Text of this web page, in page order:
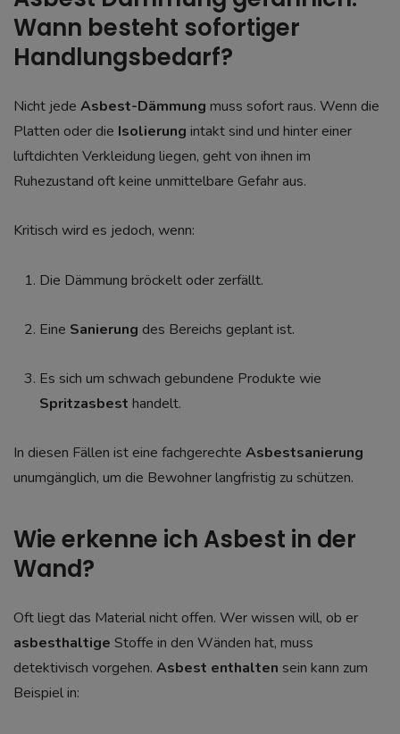
Wann besteht sofortiger
Handlungsbedarf?
Nicht jede Asbest-Dämmung muss sofort raus. Wenn die
Platten oder die Isolierung intakt sind und hinter einer
luftdichten Verkleidung liegen, geht von ihnen im
Ruhezustand oft keine unmittelbare Gefahr aus.
Kritisch wird es jedoch, wenn:
Die Dämmung bröckelt oder zerfällt.
Eine Sanierung des Bereichs geplant ist.
Es sich um schwach gebundene Produkte wie
Spritzasbest handelt.
In diesen Fällen ist eine fachgerechte Asbestsanierung
unumgänglich, um die Bewohner langfristig zu schützen.
Wie erkenne ich Asbest in der
Wand?
Oft liegt das Material nicht offen. Wer wissen will, ob er
asbesthaltige Stoffe in den Wänden hat, muss
detektivisch vorgehen. Asbest enthalten sein kann zum
Beispiel in: